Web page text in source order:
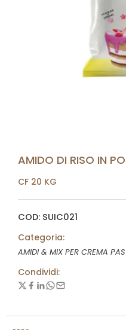
AMIDO DI RISO IN
CF 20 KG
COD: SUIC021
Categoria:
AMIDI & MIX PER CREMA
Condividi: